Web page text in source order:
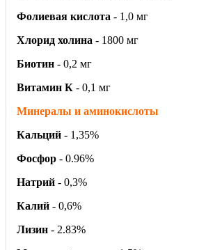
Фолиевая кислота - 1,0 мг
Хлорид холина - 1800 мг
Биотин - 0,2 мг
Витамин К - 0,1 мг
Минералы и аминокислоты
Кальций - 1,35%
Фосфор - 0.96%
Натрий - 0,3%
Калий - 0,6%
Лизин - 2.83%